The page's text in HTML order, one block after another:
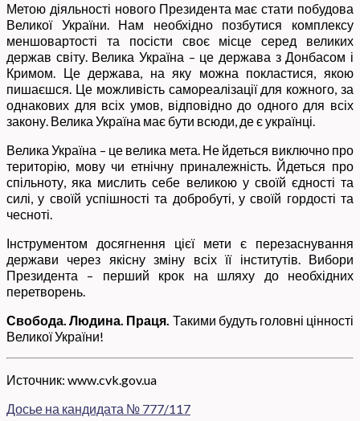
Метою діяльності нового Президента має стати побудова
Великої України. Нам необхідно позбутися комплексу
меншовартості та посісти своє місце серед великих
держав світу. Велика Україна – це держава з Донбасом і
Кримом. Це держава, на яку можна покластися, якою
пишаєшся. Це можливість самореалізації для кожного, за
однакових для всіх умов, відповідно до одного для всіх
закону. Велика Україна має бути всюди, де є українці.
Велика Україна – це велика мета. Не йдеться виключно про
територію, мову чи етнічну приналежність. Йдеться про
спільноту, яка мислить себе великою у своїй єдності та
силі, у своїй успішності та добробуті, у своїй гордості та
чесноті.
Інструментом досягнення цієї мети є перезаснування
держави через якісну зміну всіх її інститутів. Вибори
Президента – перший крок на шляху до необхідних
перетворень.
Свобода. Людина. Праця. Такими будуть головні цінності
Великої України!
Источник: www.cvk.gov.ua
Досье на кандидата № 777/117